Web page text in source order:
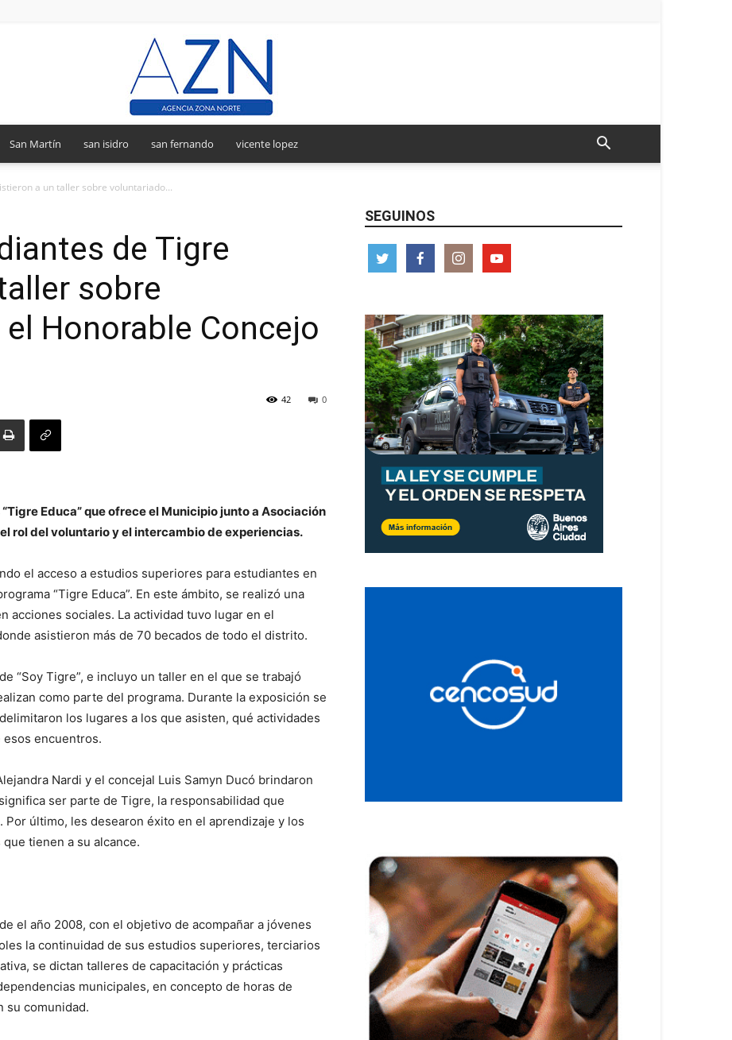
San Martín san isidro san fernando vicente lopez
a un taller sobre voluntariado...
de Tigre
sobre
Honorable Concejo
0
42
Educa” que ofrece el Municipio junto a Asociación
rol del voluntario y el intercambio de experiencias.
el acceso a estudios superiores para estudiantes en
“Tigre Educa”. En este ámbito, se realizó una
acciones sociales. La actividad tuvo lugar en el
asistieron más de 70 becados de todo el distrito.
“Soy Tigre”, e incluyo un taller en el que se trabajó
como parte del programa. Durante la exposición se
los lugares a los que asisten, qué actividades
encuentros.
Nardi y el concejal Luis Samyn Ducó brindaron
ser parte de Tigre, la responsabilidad que
último, les desearon éxito en el aprendizaje y los
tienen a su alcance.
el año 2008, con el objetivo de acompañar a jóvenes
la continuidad de sus estudios superiores, terciarios
se dictan talleres de capacitación y prácticas
municipales, en concepto de horas de
su comunidad.
SEGUINOS